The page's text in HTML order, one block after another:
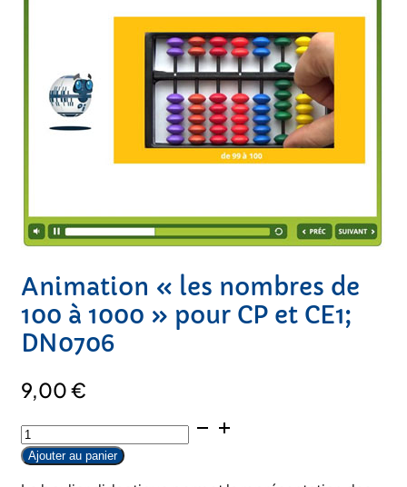
Animation « les nombres de
100 à 1000 » pour CP et CE1;
DN0706
9,00€
quantité
de
Animation
«
Ajouter au panier